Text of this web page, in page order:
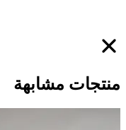
منتجات مشابهة